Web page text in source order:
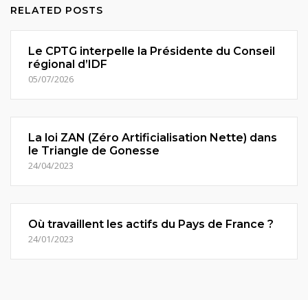
RELATED POSTS
Le CPTG interpelle la Présidente du Conseil
régional d’IDF
05/07/2026
La loi ZAN (Zéro Artificialisation Nette) dans
le Triangle de Gonesse
24/04/2023
Où travaillent les actifs du Pays de France ?
24/01/2023